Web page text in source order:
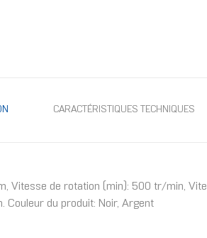
CARACTÉRISTIQUES TECHNIQUES
Vitesse de rotation (min): 500 tr/min,
Couleur du produit: Noir, Argent